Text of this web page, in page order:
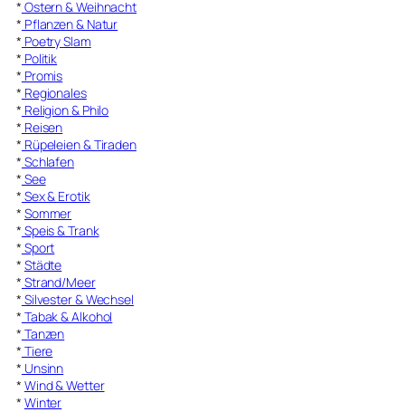
* Ostern & Weihnacht
* Pflanzen & Natur
* Poetry Slam
* Politik
* Promis
* Regionales
* Religion & Philo
* Reisen
* Rüpeleien & Tiraden
* Schlafen
* See
* Sex & Erotik
* Sommer
* Speis & Trank
* Sport
* Städte
* Strand/Meer
* Silvester & Wechsel
* Tabak & Alkohol
* Tanzen
* Tiere
* Unsinn
* Wind & Wetter
* Winter